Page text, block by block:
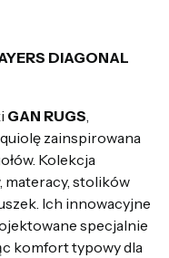
DIAGONAL
GAN RUGS,
zainspirowana
Kolekcja
materacy, stolików
Ich innowacyjne
specjalnie
komfort typowy dla